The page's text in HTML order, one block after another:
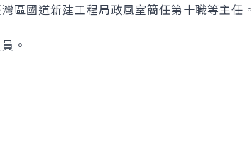
區國道新建工程局政風室簡任第十職等主任。
。